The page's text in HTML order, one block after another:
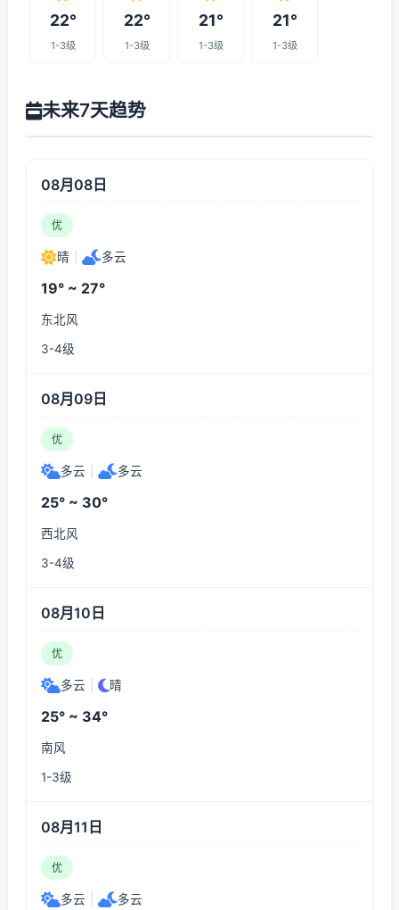
22°
1-3级
22°
1-3级
21°
1-3级
21°
1-3级
未来7天趋势
08月08日
优
晴 多云
19° ~ 27°
东北风
3-4级
08月09日
优
多云 多云
25° ~ 30°
西北风
3-4级
08月10日
优
多云 晴
25° ~ 34°
南风
1-3级
08月11日
优
多云 多云